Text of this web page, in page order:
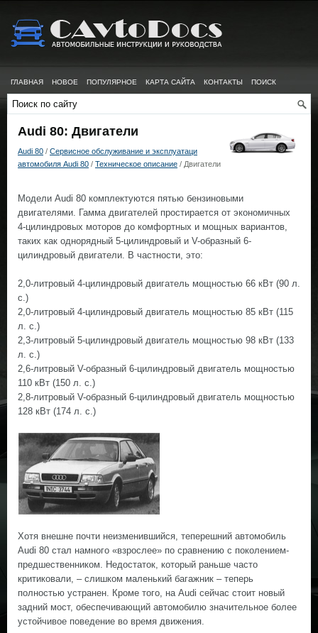
ГЛАВНАЯ НОВОЕ ПОПУЛЯРНОЕ КАРТА САЙТА КОНТАКТЫ ПОИСК
Audi 80: Двигатели
Audi 80 / Сервисное обслуживание и эксплуатаци
автомобиля Audi 80 / Техническое описание / Двигатели
Модели Audi 80 комплектуются пятью бензиновыми
двигателями. Гамма двигателей простирается от экономичных
4-цилиндровых моторов до комфортных и мощных вариантов,
таких как однорядный 5-цилиндровый и V-образный 6-
цилиндровый двигатели. В частности, это:
2,0-литровый 4-цилиндровый двигатель мощностью 66 кВт (90 л.
с.)
2,0-литровый 4-цилиндровый двигатель мощностью 85 кВт (115
л. с.)
2,3-литровый 5-цилиндровый двигатель мощностью 98 кВт (133
л. с.)
2,6-литровый V-образный 6-цилиндровый двигатель мощностью
110 кВт (150 л. с.)
2,8-литровый V-образный 6-цилиндровый двигатель мощностью
128 кВт (174 л. с.)
Хотя внешне почти неизменившийся, теперешний автомобиль
Audi 80 стал намного «взрослее» по сравнению с поколением-
предшественником. Недостаток, который раньше часто
критиковали, – слишком маленький багажник – теперь
полностью устранен. Кроме того, на Audi сейчас стоит новый
задний мост, обеспечивающий автомобилю значительное более
устойчивое поведение во время движения.